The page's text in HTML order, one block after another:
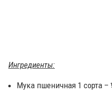
Ингредиенты:
Мука пшеничная 1 сорта –